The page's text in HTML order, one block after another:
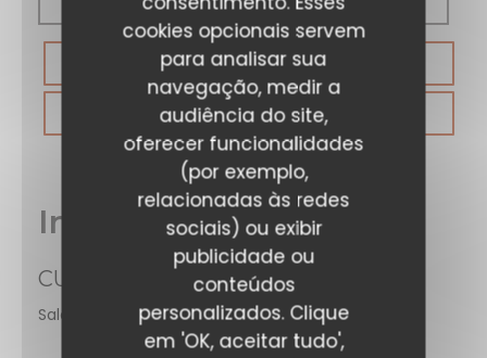
cookies opcionais servem
para analisar sua
navegação, medir a
audiência do site,
oferecer funcionalidades
(por exemplo,
relacionadas às redes
sociais) ou exibir
publicidade ou
conteúdos
personalizados. Clique
em 'OK, aceitar tudo',
RESERVAR UMA MESA
VOUCHERS
Informações gerais
CULINÁRIA
Saladas, Vegan Friendly